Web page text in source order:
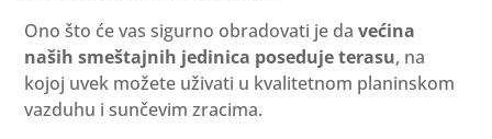
Ono što će vas sigurno obradovati je davećina
naših smeštajnih jedinica poseduje terasu, na
kojoj uvek možete uživati u kvalitetnom planinskom
vazduhu i sunčevim zracima.